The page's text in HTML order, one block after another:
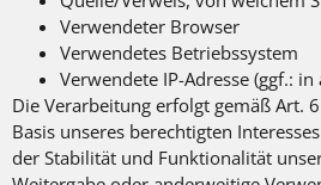
Verwendeter Browser
Verwendetes Betriebssystem
Verwendete IP-Adresse (ggf.:
Die Verarbeitung erfolgt gemäß Art.
Basis unseres berechtigten
der Stabilität und Funktionalität